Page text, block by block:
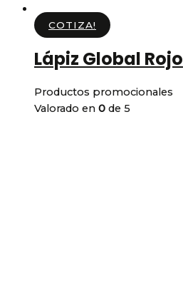
COTIZA!
Lápiz Global Rojo
Productos promocionales
Valorado en 0 de 5